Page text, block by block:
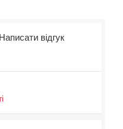
Написати відгук